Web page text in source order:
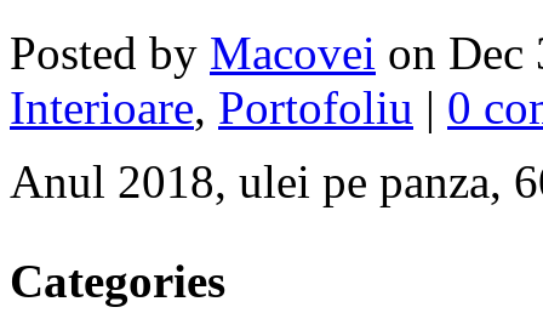
Posted by Macovei on
Interioare, Portofoliu | 0
Anul 2018, ulei pe panza,
Categories